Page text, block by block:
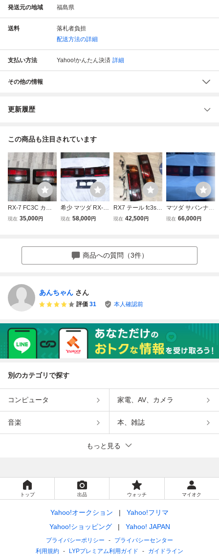
発送元の地域 福島県
送料
落札者負担
配送方法の詳細
支払い方法 Yahoo!かんたん決済 詳細
その他の情報
更新履歴
この商品も注目されています
RX-7 FC3C カブ
リオレ 前期テー
現在 35,000円
希少 マツダ RX-7
FC-3S 13B 後期
現在 58,000円
RX7 テール fc3s
マツダ サバン
ャンク品
現在 42,500円
マツダ サバンナ R
X7 FC3S 後期 左
現在 66,000円
商品への質問（3件）
あんちゃん さん
評価 31 本人確認前
別のカテゴリで探す
コンピュータ 家電、AV、カメラ
音楽 本、雑誌
もっと見る
トップ 出品 ウォッチ マイオク
Yahoo!オークション
Yahoo!フリマ
Yahoo!ショッピング
Yahoo! JAPAN
プライバシーポリシー
プライバシーセンター
利用規約
LYPプレミアム利用ガイド ガイドライン